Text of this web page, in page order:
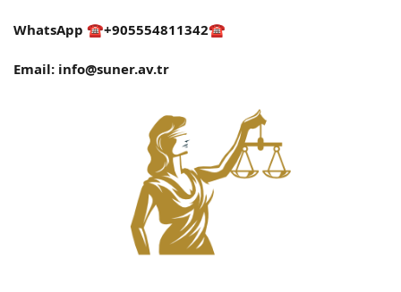
WhatsApp ☎️+905554811342☎️
Email: info@suner.av.tr